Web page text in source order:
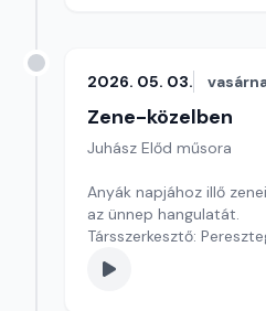
2026. 05. 03.
Zene-közelben
Juhász Előd műsora
Anyák napjához illő
az ünnep hangulatát.
Társszerkesztő: